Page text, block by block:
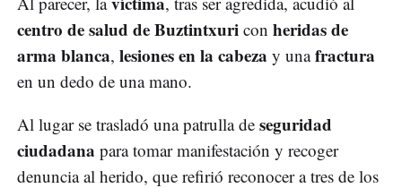
centro de salud de Buztintxuri con heridas de
arma blanca, lesiones en la cabeza y unafractura
en un dedo de una mano.
Al lugar se trasladó una patrulla de seguridad
ciudadana para tomar manifestación y recoger
denuncia al herido, que refirió reconocer a tres de los